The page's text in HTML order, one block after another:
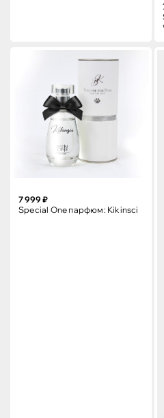
7 999 ₽
Special One парфюм: Kikinsci